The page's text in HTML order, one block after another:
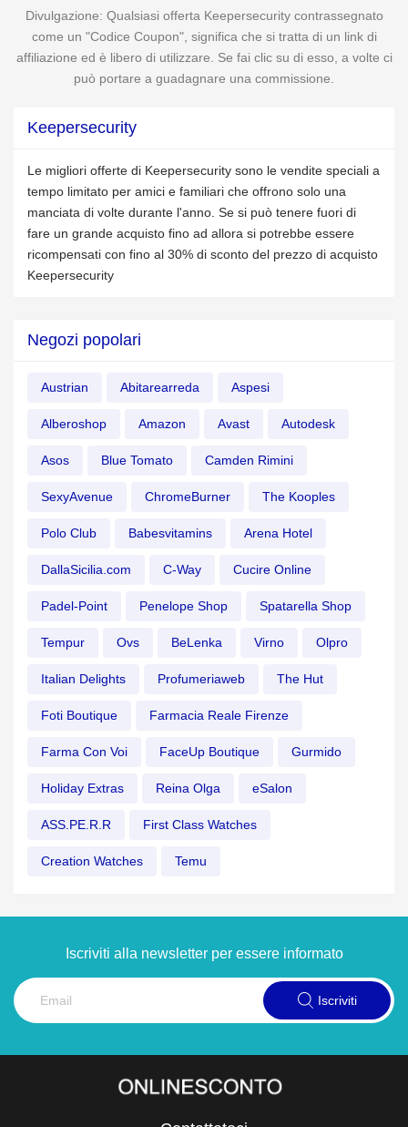
Divulgazione: Qualsiasi offerta Keepersecurity contrassegnato
come un "Codice Coupon", significa che si tratta di un link di
affiliazione ed è libero di utilizzare. Se fai clic su di esso, a volte ci
può portare a guadagnare una commissione.
Keepersecurity
Le migliori offerte di Keepersecurity sono le vendite speciali a
tempo limitato per amici e familiari che offrono solo una
manciata di volte durante l'anno. Se si può tenere fuori di
fare un grande acquisto fino ad allora si potrebbe essere
ricompensati con fino al 30% di sconto del prezzo di acquisto
Keepersecurity
Negozi popolari
Austrian Abitarearreda Aspesi
Alberoshop Amazon Avast Autodesk
Asos Blue Tomato Camden Rimini
SexyAvenue ChromeBurner The Kooples
Polo Club Babesvitamins Arena Hotel
DallaSicilia.com C-Way Cucire Online
Padel-Point Penelope Shop Spatarella Shop
Tempur Ovs BeLenka Virno Olpro
Italian Delights Profumeriaweb The Hut
Foti Boutique Farmacia Reale Firenze
Farma Con Voi FaceUp Boutique Gurmido
Holiday Extras Reina Olga eSalon
ASS.PE.R.R First Class Watches
Creation Watches Temu
Iscriviti alla newsletter per essere informato
Iscriviti